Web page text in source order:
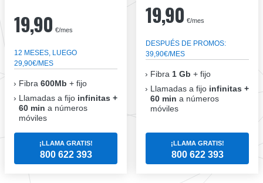
19,90 €/mes
12 MESES, LUEGO
29,90€/MES
Fibra 600Mb + fijo
Llamadas a fijo infinitas +
60 min a números
móviles
¡LLAMA GRATIS!
800 622 393
19,90 €/mes
DESPUÉS DE PROMOS:
39,90€/MES
Fibra 1 Gb + fijo
Llamadas a fijo infinitas +
60 min a números
móviles
¡LLAMA GRATIS!
800 622 393